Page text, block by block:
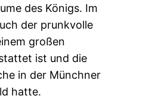
des Königs. Im
der prunkvolle
großen
ist und die
in der Münchner
hatte.